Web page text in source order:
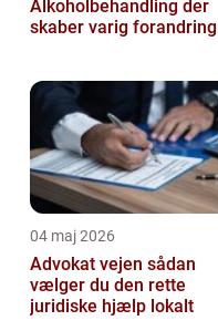
Alkoholbehandling der
skaber varig forandring
04 maj 2026
Advokat vejen sådan
vælger du den rette
juridiske hjælp lokalt